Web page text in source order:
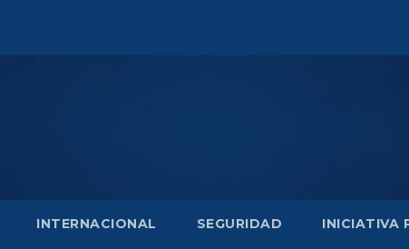
INTERNACIONAL SEGURIDAD INICIATIVA